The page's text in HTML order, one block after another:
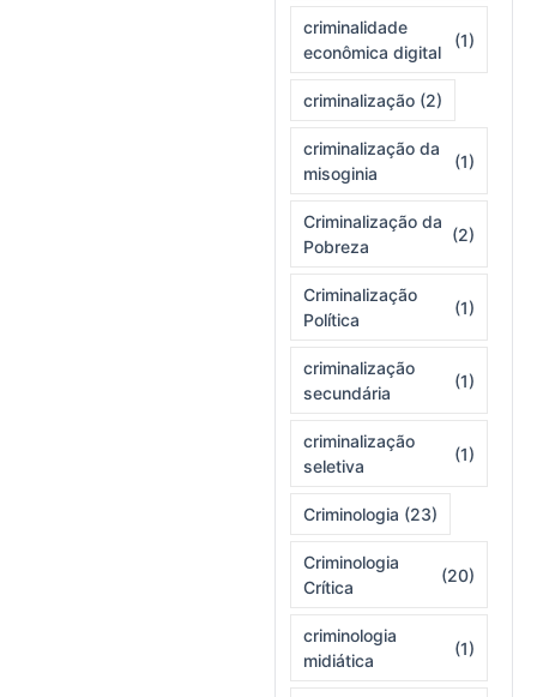
criminalidade
econômica digital
(1)
criminalização (2)
criminalização da
misoginia
(1)
Criminalização da
Pobreza
(2)
Criminalização
Política
(1)
criminalização
secundária
(1)
criminalização
seletiva
(1)
Criminologia (23)
Criminologia
Crítica
(20)
criminologia
midiática
(1)